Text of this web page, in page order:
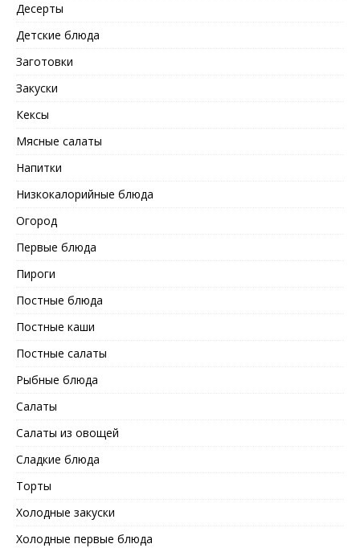
Десерты
Детские блюда
Заготовки
Закуски
Кексы
Мясные салаты
Напитки
Низкокалорийные блюда
Огород
Первые блюда
Пироги
Постные блюда
Постные каши
Постные салаты
Рыбные блюда
Салаты
Салаты из овощей
Сладкие блюда
Торты
Холодные закуски
Холодные первые блюда